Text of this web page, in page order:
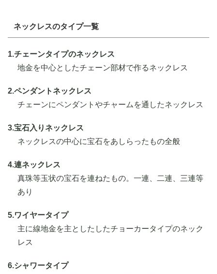
ネックレスのタイプ一覧
1.チェーンタイプのネックレス
地金を中心としたチェーン部材で作るネックレス
2.ペンダントネックレス
チェーンにペンダントやチャームを通したネックレス
3.宝石入りネックレス
ネックレスの中心に宝石をあしらったもの全般
4.連ネックレス
真珠等玉状の宝石を連ねたもの。一連、二連、三連等
あり
5.ワイヤータイプ
主に線地金を主としたしたチョーカータイプのネック
レス
6.シャワータイプ